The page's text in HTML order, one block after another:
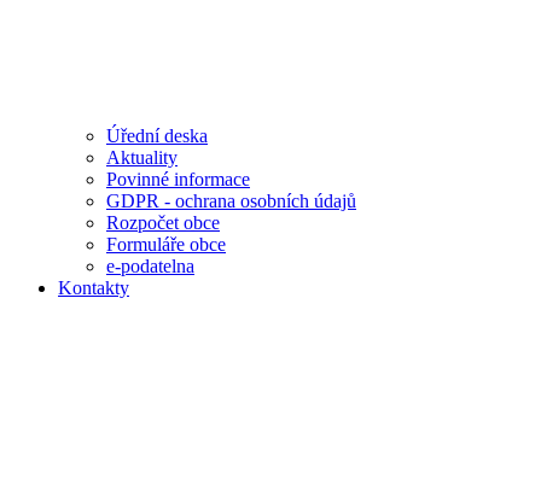
Úřední deska
Aktuality
Povinné informace
GDPR - ochrana osobních údajů
Rozpočet obce
Formuláře obce
e-podatelna
Kontakty